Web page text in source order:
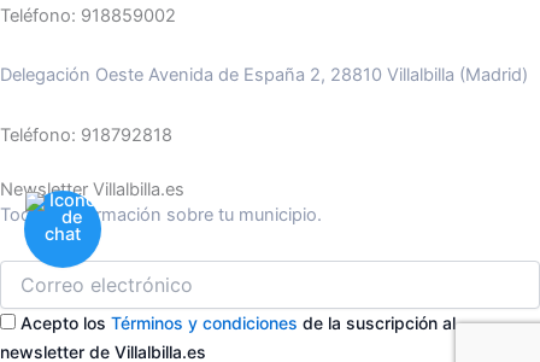
Teléfono: 918859002
Delegación Oeste Avenida de España 2, 28810 Villalbilla (Madrid)
Teléfono: 918792818
Newsletter Villalbilla.es
Toda la información sobre tu municipio.
Acepto los Términos y condiciones de la suscripción al
newsletter de Villalbilla.es